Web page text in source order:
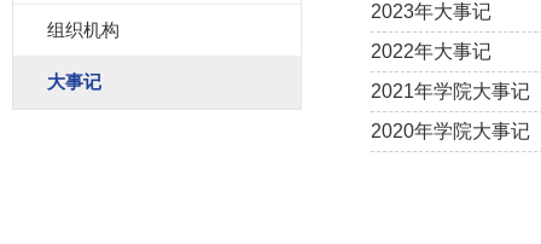
组织机构
大事记
2023年大事记
2022年大事记
2021年学院大事记
2020年学院大事记